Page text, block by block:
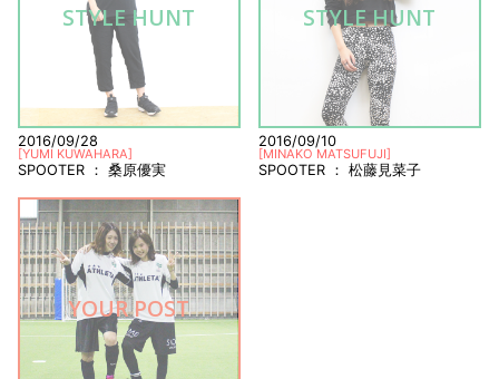
STYLE HUNT
2016/09/28
[YUMI KUWAHARA]
SPOOTER ： 桑原優実
STYLE HUNT
2016/09/10
[MINAKO MATSUFUJI]
SPOOTER ： 松藤見菜子
YOUR POST